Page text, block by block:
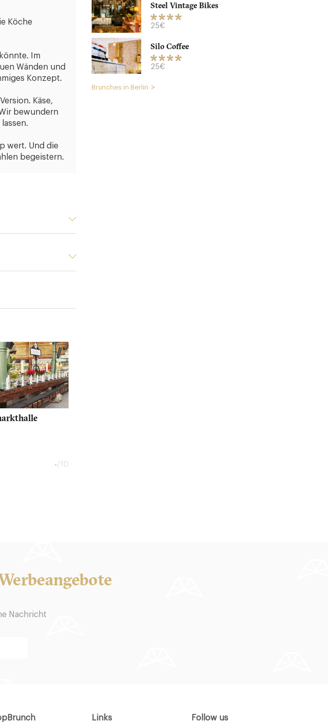
Köche
Im
Wänden und
Konzept.
Käse,
bewundern
wert. Und die
begeistern.
-/10
Steel Vintage Bikes
25€
Silo Coffee
25€
Brunches in Berlin
Nachricht
Links Follow us